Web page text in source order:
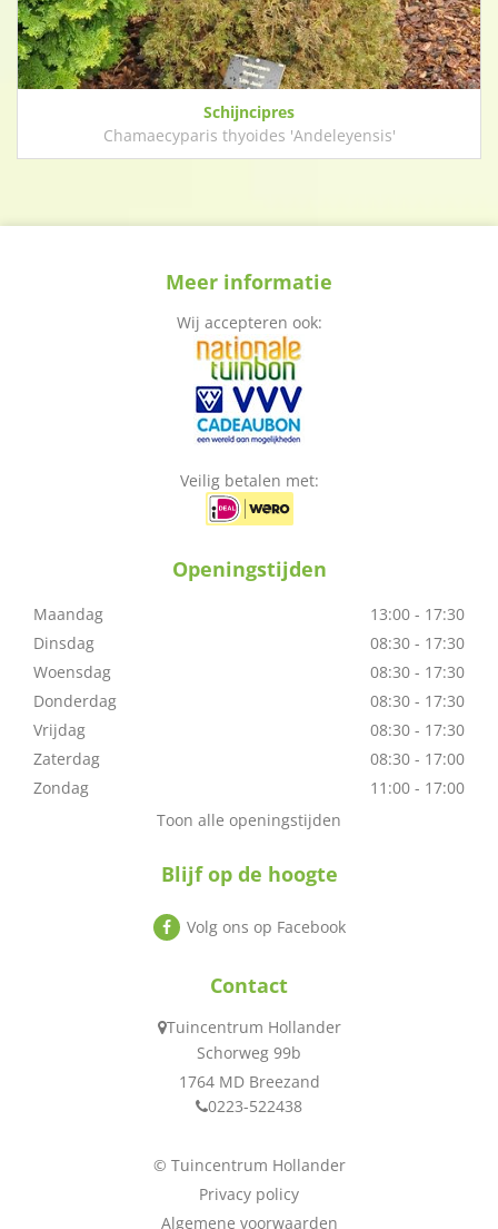
Schijncipres
Chamaecyparis thyoides 'Andeleyensis'
Meer informatie
Wij accepteren ook:
Veilig betalen met:
Openingstijden
Maandag
13:00 - 17:30
Dinsdag
08:30 - 17:30
Woensdag
08:30 - 17:30
Donderdag
08:30 - 17:30
Vrijdag
08:30 - 17:30
Zaterdag
08:30 - 17:00
Zondag
11:00 - 17:00
Toon alle openingstijden
Blijf op de hoogte
Volg ons op Facebook
Contact
Tuincentrum Hollander
Schorweg 99b
1764 MD Breezand
0223-522438
© Tuincentrum Hollander
Privacy policy
Algemene voorwaarden